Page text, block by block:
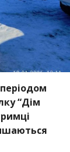
“Дім